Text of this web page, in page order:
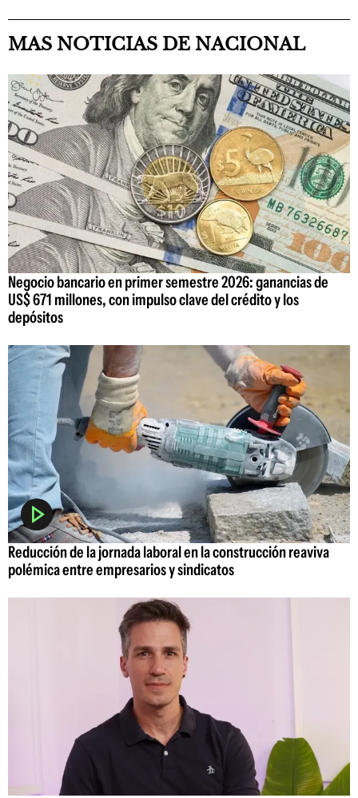
MAS NOTICIAS DE NACIONAL
Negocio bancario en primer semestre 2026: ganancias de
US$ 671 millones, con impulso clave del crédito y los
depósitos
Reducción de la jornada laboral en la construcción reaviva
polémica entre empresarios y sindicatos